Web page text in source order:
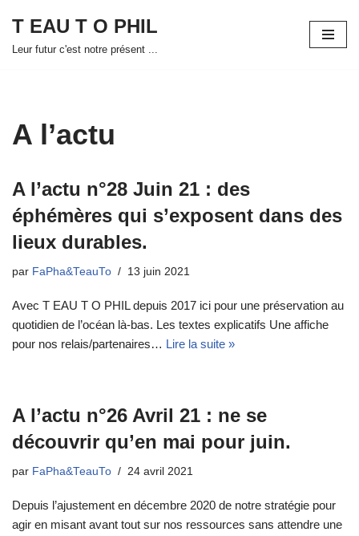
Aller
T EAU T O PHIL
Leur futur c'est notre présent ...
A l’actu
A l’actu n°28 Juin 21 : des
éphémères qui s’exposent dans des
lieux durables.
par FaPha&TeauTo 13 juin 2021
Avec T EAU T O PHIL depuis 2017 ici pour une préservation au
quotidien de l’océan là-bas. Les textes explicatifs Une affiche
pour nos relais/partenaires… Lire la suite »
A l’actu n°26 Avril 21 : ne se
découvrir qu’en mai pour juin.
par FaPha&TeauTo 24 avril 2021
Depuis l’ajustement en décembre 2020 de notre stratégie pour
agir en misant avant tout sur nos ressources sans attendre une